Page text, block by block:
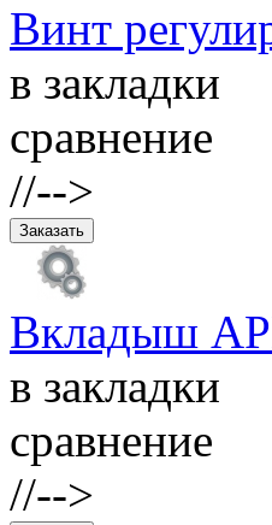
Винт
в закладки
сравнение
//-->
Вкладыш
в закладки
сравнение
//-->